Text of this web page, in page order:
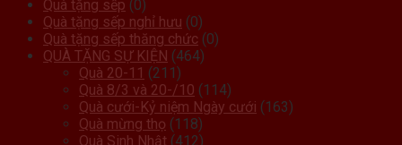
Quà tặng sếp (0)
Quà tặng sếp nghỉ hưu (0)
Quà tặng sếp thăng chức (0)
QUÀ TẶNG SỰ KIỆN (464)
Quà 20-11 (211)
Quà 8/3 và 20-/10 (114)
Quà cưới-Kỷ niệm Ngày cưới (163)
Quà mừng thọ (118)
Quà Sinh Nhật (412)